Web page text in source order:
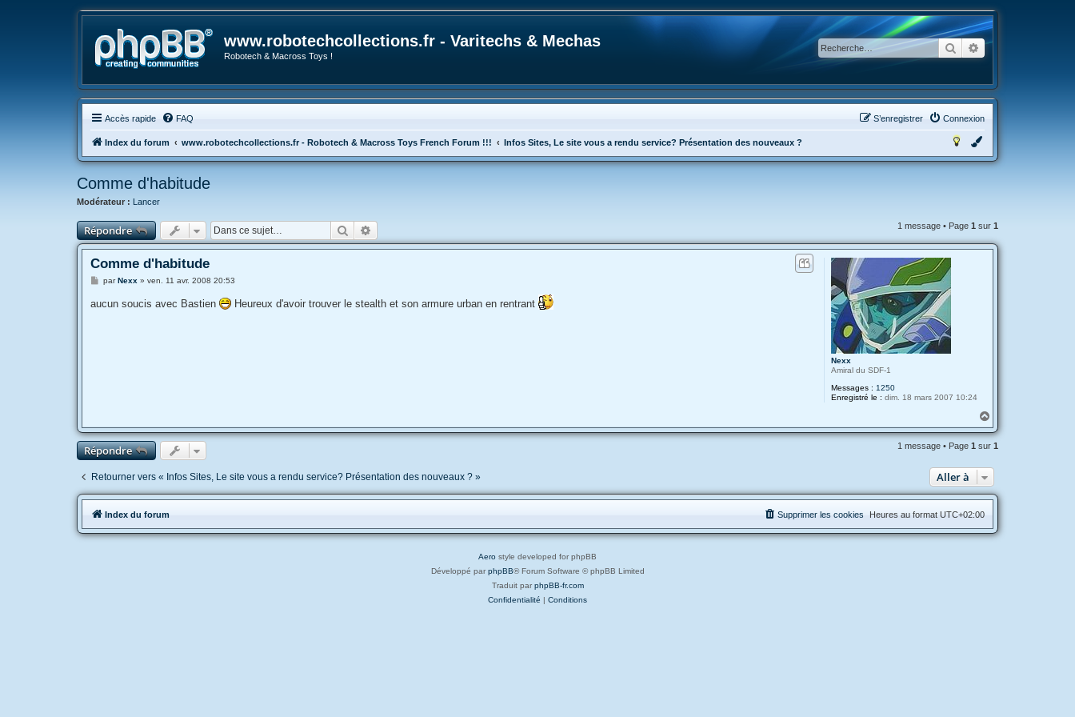
www.robotechcollections.fr - Varitechs & Mechas
Robotech & Macross Toys !
RechercherRecherche avancée
Accès rapide FAQ Connexion
S’enregistrer
Index du forum www.robotechcollections.fr - Robotech & Macross Toys French Forum !!! Infos Sites, Le site vous a rendu service? Présentation des nouveaux ?
Comme d'habitude
Modérateur : Lancer
Répondre Rechercher 1 message • Page 1 sur 1
Nexx
Amiral du SDF-1
Messages : 1250
Enregistré le : dim. 18 mars 2007 10:24
Comme d'habitude
M
s
parNexx » ven. 11 avr. 2008 20:53
aucun soucis avec Bastien Heureux d'avoir trouver le stealth et son armure urban en rentrant
a
u
t
Répondre 1 message • Page 1 sur 1
Retourner vers « Infos Sites, Le site vous a rendu service? Présentation des nouveaux ? » Aller à
Index du forum Heures au format UTC+02:00
Supprimer les cookies
Aero style developed for phpBB
Développé par phpBB® Forum Software © phpBB Limited
Traduit par phpBB-fr.com
Confidentialité | Conditions